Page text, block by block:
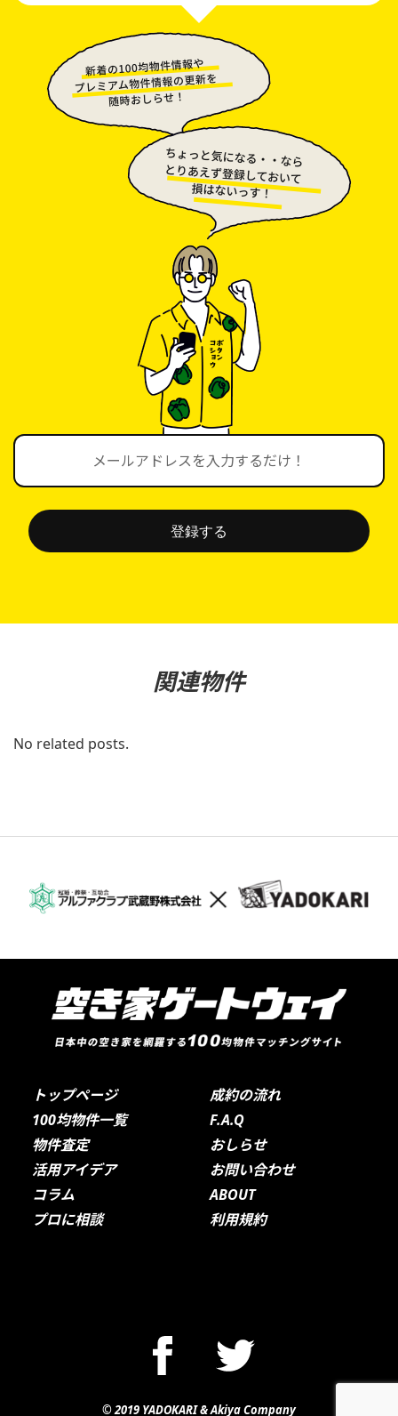
No related posts.
Footer
トップページ
100均物件一覧
物件査定
活用アイデア
コラム
プロに相談
成約の流れ
F.A.Q
おしらせ
お問い合わせ
ABOUT
利用規約
© 2019 YADOKARI & Akiya Company